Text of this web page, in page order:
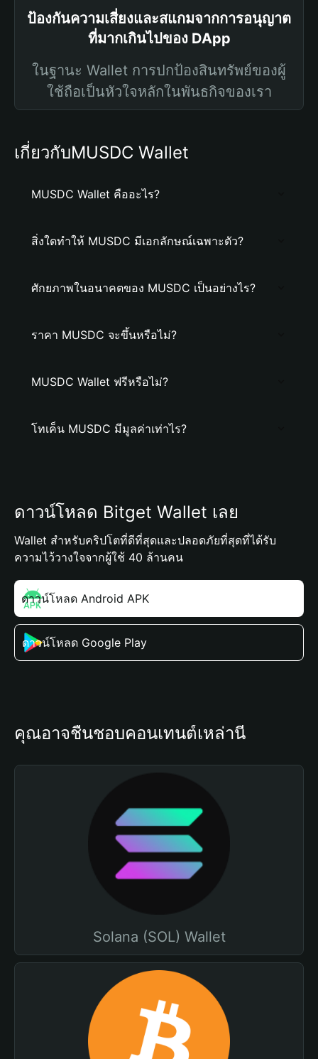
ป้องกันความเสี่ยงและสแกมจากการอนุญาต
ที่มากเกินไปของ DApp
ในฐานะ Wallet การปกป้องสินทรัพย์ของผู้
ใช้ถือเป็นหัวใจหลักในพันธกิจของเรา
เกี่ยวกับMUSDC Wallet
MUSDC Wallet คืออะไร?
สิ่งใดทำให้ MUSDC มีเอกลักษณ์เฉพาะตัว?
ศักยภาพในอนาคตของ MUSDC เป็นอย่างไร?
ราคา MUSDC จะขึ้นหรือไม่?
MUSDC Wallet ฟรีหรือไม่?
โทเค็น MUSDC มีมูลค่าเท่าไร?
ดาวน์โหลด Bitget Wallet เลย
Wallet สำหรับคริปโตที่ดีที่สุดและปลอดภัยที่สุดที่ได้รับ
ความไว้วางใจจากผู้ใช้ 40 ล้านคน
ดาวน์โหลด Android APK
ดาวน์โหลด Google Play
คุณอาจชื่นชอบคอนเทนต์เหล่านี้
Solana (SOL) Wallet